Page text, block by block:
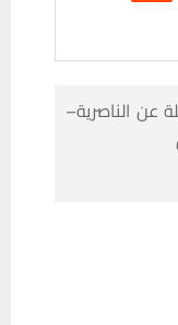
عن الناصرية–